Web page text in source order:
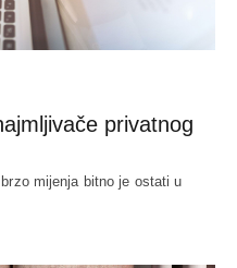
privatnog
mijenja bitno je ostati u